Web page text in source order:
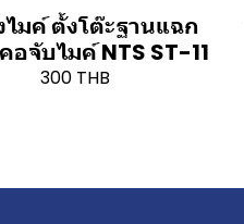
มค์ ตั้งโต๊ะฐานแฉก
จับไมค์ NTS ST-11
300 THB